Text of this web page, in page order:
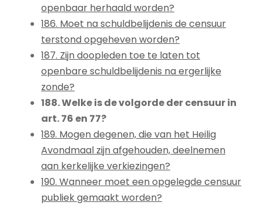
openbaar herhaald worden?
186. Moet na schuldbelijdenis de censuur
terstond opgeheven worden?
187. Zijn doopleden toe te laten tot
openbare schuldbelijdenis na ergerlijke
zonde?
188. Welke is de volgorde der censuur in
art. 76 en 77?
189. Mogen degenen, die van het Heilig
Avondmaal zijn afgehouden, deelnemen
aan kerkelijke verkiezingen?
190. Wanneer moet een opgelegde censuur
publiek gemaakt worden?